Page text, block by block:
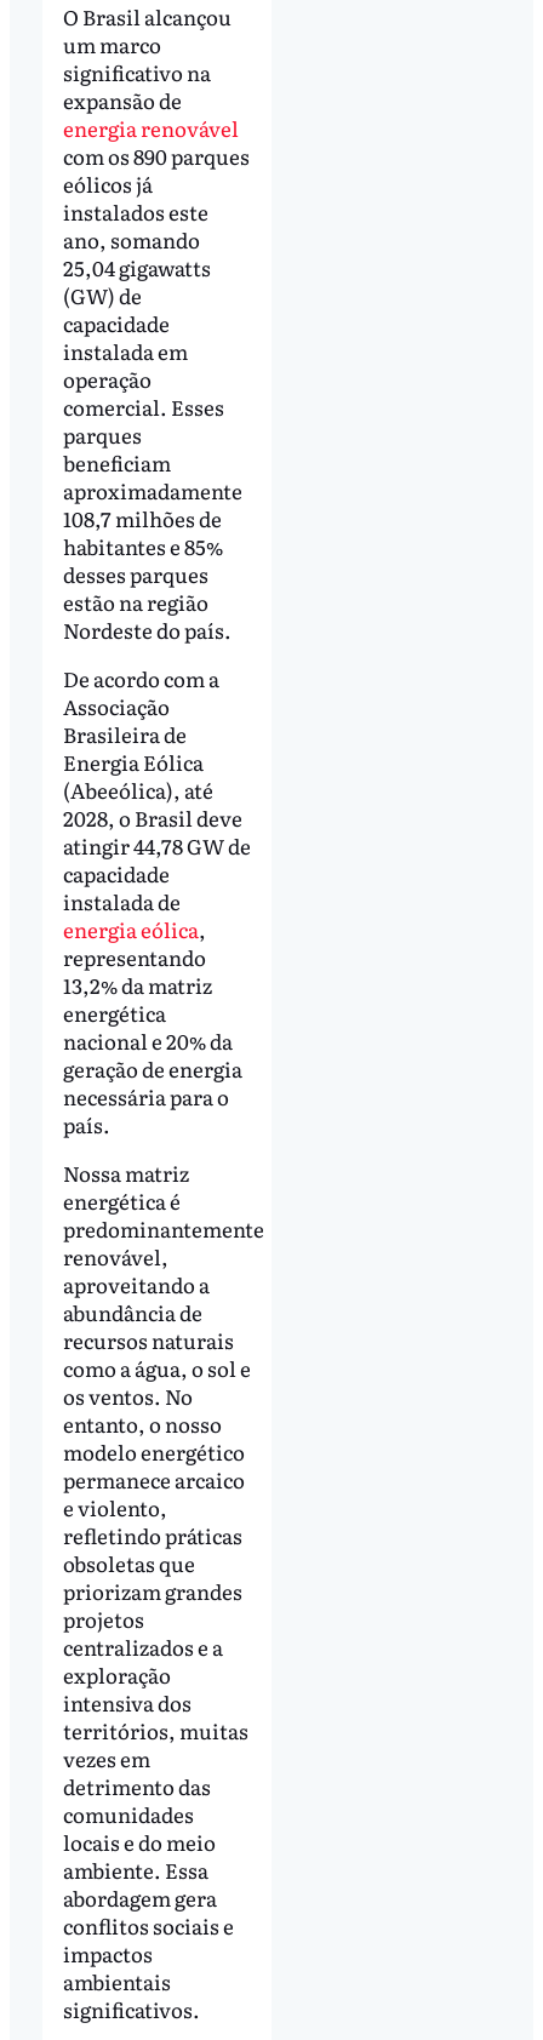
O Brasil alcançou
um marco
significativo na
expansão de
energia renovável
com os 890 parques
eólicos já
instalados este
ano, somando
25,04 gigawatts
(GW) de
capacidade
instalada em
operação
comercial. Esses
parques
beneficiam
aproximadamente
108,7 milhões de
habitantes e 85%
desses parques
estão na região
Nordeste do país.
De acordo com a
Associação
Brasileira de
Energia Eólica
(Abeeólica), até
2028, o Brasil deve
atingir 44,78 GW de
capacidade
instalada de
energia eólica,
representando
13,2% da matriz
energética
nacional e 20% da
geração de energia
necessária para o
país.
Nossa matriz
energética é
predominantemente
renovável,
aproveitando a
abundância de
recursos naturais
como a água, o sol e
os ventos. No
entanto, o nosso
modelo energético
permanece arcaico
e violento,
refletindo práticas
obsoletas que
priorizam grandes
projetos
centralizados e a
exploração
intensiva dos
territórios, muitas
vezes em
detrimento das
comunidades
locais e do meio
ambiente. Essa
abordagem gera
conflitos sociais e
impactos
ambientais
significativos.